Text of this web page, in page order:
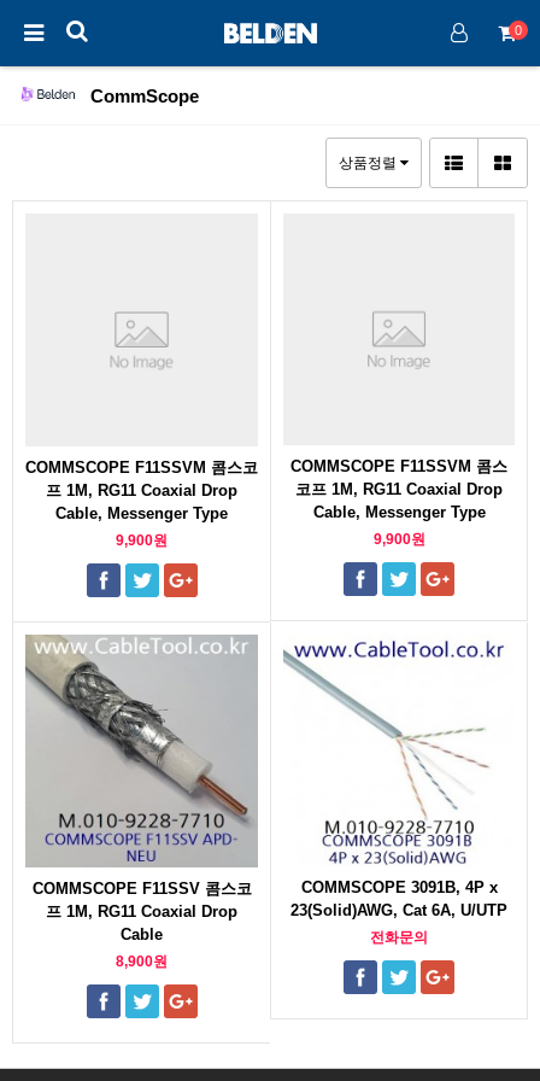
0
CommScope
상품정렬
COMMSCOPE F11SSVM 콤스코
프 1M, RG11 Coaxial Drop
Cable, Messenger Type
9,900원
COMMSCOPE F11SSVM 콤스
코프 1M, RG11 Coaxial Drop
Cable, Messenger Type
9,900원
COMMSCOPE F11SSV 콤스코
프 1M, RG11 Coaxial Drop
Cable
8,900원
COMMSCOPE 3091B, 4P x
23(Solid)AWG, Cat 6A, U/UTP
전화문의